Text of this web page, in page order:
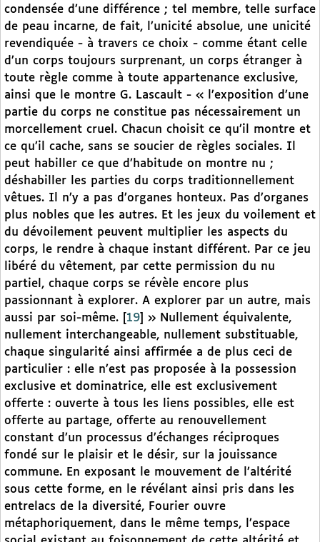
condensée d’une différence ; tel membre, telle surface
de peau incarne, de fait, l’unicité absolue, une unicité
revendiquée - à travers ce choix - comme étant celle
d’un corps toujours surprenant, un corps étranger à
toute règle comme à toute appartenance exclusive,
ainsi que le montre G. Lascault - « l’exposition d’une
partie du corps ne constitue pas nécessairement un
morcellement cruel. Chacun choisit ce qu’il montre et
ce qu’il cache, sans se soucier de règles sociales. Il
peut habiller ce que d’habitude on montre nu ;
déshabiller les parties du corps traditionnellement
vêtues. Il n’y a pas d’organes honteux. Pas d’organes
plus nobles que les autres. Et les jeux du voilement et
du dévoilement peuvent multiplier les aspects du
corps, le rendre à chaque instant différent. Par ce jeu
libéré du vêtement, par cette permission du nu
partiel, chaque corps se révèle encore plus
passionnant à explorer. A explorer par un autre, mais
aussi par soi-même.
19
» Nullement équivalente,
nullement interchangeable, nullement substituable,
chaque singularité ainsi affirmée a de plus ceci de
particulier : elle n’est pas proposée à la possession
exclusive et dominatrice, elle est exclusivement
offerte : ouverte à tous les liens possibles, elle est
offerte au partage, offerte au renouvellement
constant d’un processus d’échanges réciproques
fondé sur le plaisir et le désir, sur la jouissance
commune. En exposant le mouvement de l’altérité
sous cette forme, en le révélant ainsi pris dans les
entrelacs de la diversité, Fourier ouvre
métaphoriquement, dans le même temps, l’espace